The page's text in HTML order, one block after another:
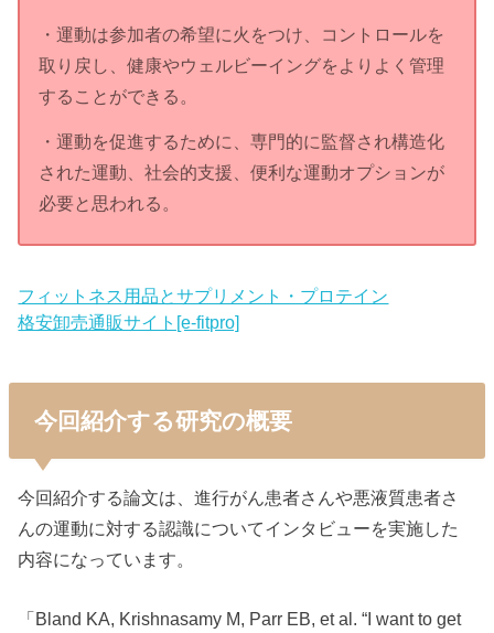
・運動は参加者の希望に火をつけ、コントロールを
取り戻し、健康やウェルビーイングをよりよく管理
することができる。
・運動を促進するために、専門的に監督され構造化
された運動、社会的支援、便利な運動オプションが
必要と思われる。
フィットネス用品とサプリメント・プロテイン
格安卸売通販サイト[e-fitpro]
今回紹介する研究の概要
今回紹介する論文は、進行がん患者さんや悪液質患者さ
んの運動に対する認識についてインタビューを実施した
内容になっています。
「Bland KA, Krishnasamy M, Parr EB, et al. “I want to get